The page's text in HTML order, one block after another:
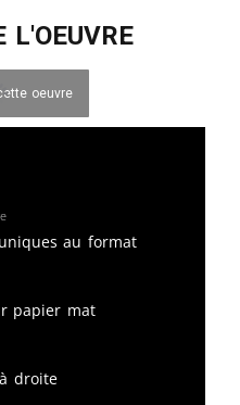
L'OEUVRE
oeuvre
au format
papier mat
droite